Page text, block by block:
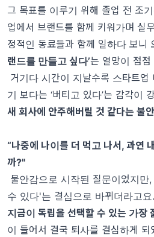
그 목표를 이루기 위해 졸업 전 조
업에서 브랜드를 함께 키워가며 실
정적인 동료들과 함께 일하다 보니
랜드를 만들고 싶다’는 열망이 점점
거기다 시간이 지날수록 스타트업
기 보다는 ‘버티고 있다’는 감각이
새 회사에 안주해버릴 것 같다는 불
“나중에 나이를 더 먹고 나서, 과연
까?"
불안감으로 시작된 질문이었지
수 있다'는 결심으로 바뀌더라고
지금이 독립을 선택할 수 있는 가장
이 들어서 결국 퇴사를 결심하게 되